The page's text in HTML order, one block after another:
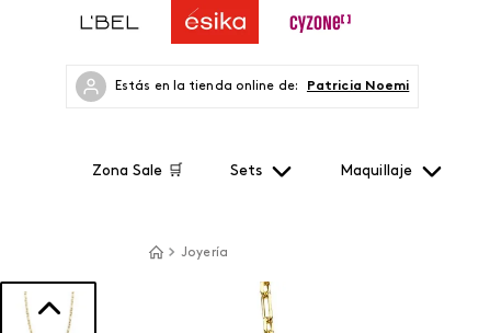
Estás en la tienda online de: Patricia Noemi
Zona Sale 🛒 Sets Maquillaje
Joyería